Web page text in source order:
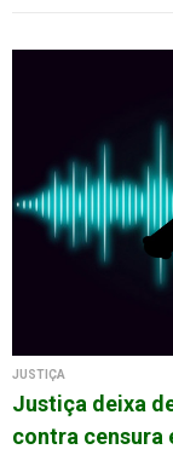
JUSTIÇA
Justiça deixa
contra censura